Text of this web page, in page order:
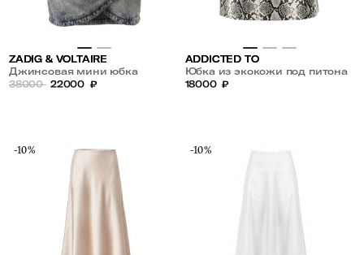
ZADIG & VOLTAIRE
Джинсовая мини юбка
38000 22000 ₽
ADDICTED TO
Юбка из экокожи под питона
18000 ₽
-10% -10%